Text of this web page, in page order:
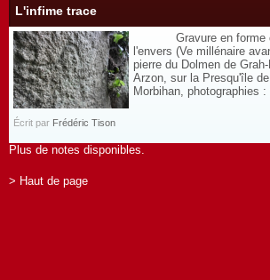
L'infime trace
Gravure en forme
l'envers (Ve millénaire
pierre du Dolmen de
Arzon, sur la Presqu'île
Morbihan,
Écrit par Frédéric Tison
Plus de notes disponibles.
> Haut de page